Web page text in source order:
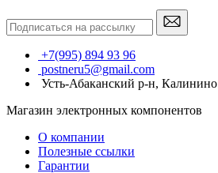
+7(995) 894 93 96
postneru5@gmail.com
Усть-Абаканский р-н, Калинино
Магазин электронных компонентов
О компании
Полезные ссылки
Гарантии